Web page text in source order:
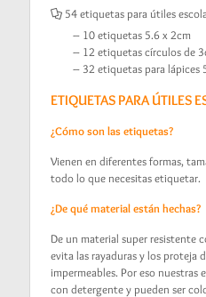
54 etiquetas para útiles
– 10 etiquetas 5.6 x 2cm
– 12 etiquetas círculos de
– 32 etiquetas para lápices
ETIQUETAS PARA ÚTILES
¿Cómo son las etiquetas?
Vienen en diferentes formas,
todo lo que necesitas etiquetar.
¿De qué material están hechas?
De un material super resistente
evita las rayaduras y los proteja
impermeables. Por eso nuestras
con detergente y pueden ser